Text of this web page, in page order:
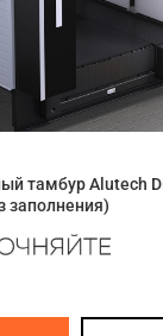
тамбур Alutech
заполнения)